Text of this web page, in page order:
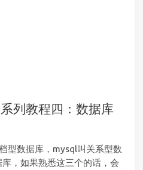
列教程四：数据库
型数据库，mysql叫关系型数
，如果熟悉这三个的话，会